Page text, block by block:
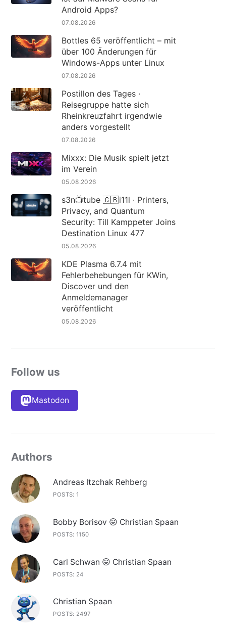
Android Apps?
07.08.2026
Bottles 65 veröffentlicht – mit
über 100 Änderungen für
Windows-Apps unter Linux
07.08.2026
Postillon des Tages ·
Reisegruppe hatte sich
Rheinkreuzfahrt irgendwie
anders vorgestellt
07.08.2026
Mixxx: Die Musik spielt jetzt
im Verein
05.08.2026
s3n📺tube 🇬🇧i11l · Printers,
Privacy, and Quantum
Security: Till Kamppeter Joins
Destination Linux 477
05.08.2026
KDE Plasma 6.7.4 mit
Fehlerbehebungen für KWin,
Discover und den
Anmeldemanager
veröffentlicht
05.08.2026
Follow us
Mastodon
Authors
Andreas Itzchak Rehberg
POSTS: 1
Bobby Borisov 😛 Christian Spaan
POSTS: 1150
Carl Schwan 😛 Christian Spaan
POSTS: 24
Christian Spaan
POSTS: 2497